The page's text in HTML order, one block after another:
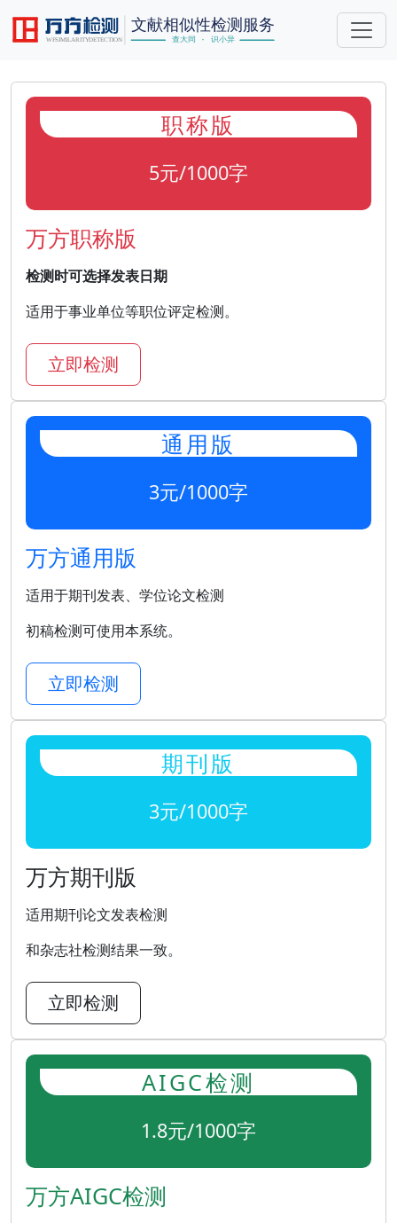
职称版
5元/1000字
万方职称版
检测时可选择发表日期
适用于事业单位等职位评定检测。
立即检测
通用版
3元/1000字
万方通用版
适用于期刊发表、学位论文检测
初稿检测可使用本系统。
立即检测
期刊版
3元/1000字
万方期刊版
适用期刊论文发表检测
和杂志社检测结果一致。
立即检测
AIGC检测
1.8元/1000字
万方AIGC检测